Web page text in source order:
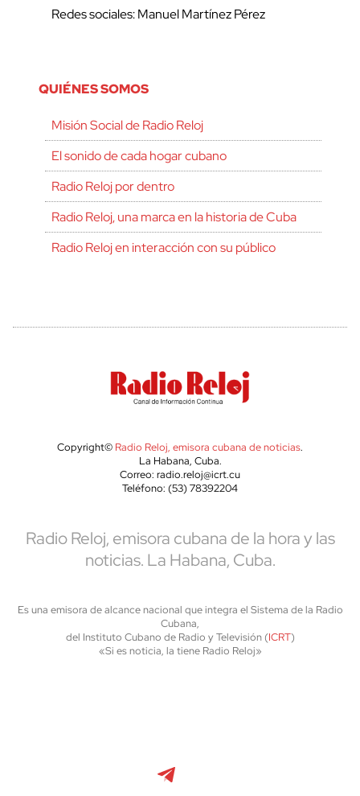
Redes sociales: Manuel Martínez Pérez
QUIÉNES SOMOS
Misión Social de Radio Reloj
El sonido de cada hogar cubano
Radio Reloj por dentro
Radio Reloj, una marca en la historia de Cuba
Radio Reloj en interacción con su público
Copyright© Radio Reloj, emisora cubana de noticias.
La Habana, Cuba.
Correo: radio.reloj@icrt.cu
Teléfono: (53) 78392204
Radio Reloj, emisora cubana de la hora y las
noticias. La Habana, Cuba.
Es una emisora de alcance nacional que integra el Sistema de la Radio
Cubana,
del Instituto Cubano de Radio y Televisión (ICRT)
«Si es noticia, la tiene Radio Reloj»